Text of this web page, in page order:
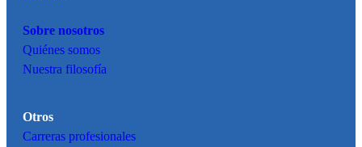
Sobre nosotros
Quiénes somos
Nuestra filosofía
Otros
Carreras profesionales